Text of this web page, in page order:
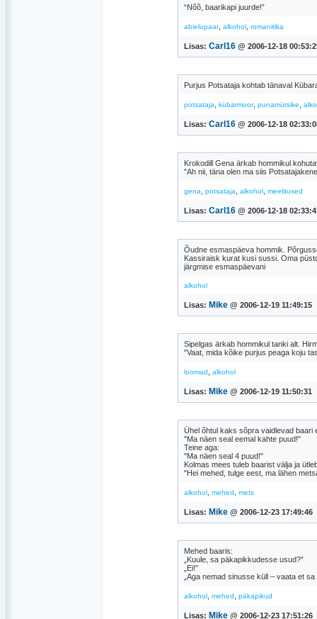
“Nõõ, baarikapi juurde!”
abielupaar, alkohol romanitika
Lisas: Carl16 @ 2006-12-18
Purjus Potsataja kohtab tänaval
potsataja kübarmoor, punamütsike
Lisas: Carl16 @ 2006-12-18
Krokodill Gena ärkab hommikul
"Ah nii, täna olen ma siis
gena potsataja alkohol meelitused
Lisas: Carl16 @ 2006-12-18
Õudne esmaspäeva hommik.
Kassiraisk kurat kusi sussi. Oma
järgmise esmaspäevani
alkohol
Lisas: Mike @ 2006-12-19 11:49:15
Sipelgas ärkab hommikul tanki alt.
"Vaat, mida kõike purjus peaga koju
loomad alkohol
Lisas: Mike @ 2006-12-19 11:50:31
Ühel õhtul kaks sõpra vaidlevad
"Ma näen seal eemal kahte puud!"
Teine aga:
"Ma näen seal 4 puud!"
Kolmas mees tuleb baarist välja ja
"Hei mehed, tulge eest, ma lähen
alkohol mehed mets
Lisas: Mike @ 2006-12-23 17:49:46
Mehed baaris:
„Kuule, sa päkapikkudesse usud?”
„Ei!”
„Aga nemad sinusse küll – vaata et
alkohol mehed päkapikud
Lisas: Mike @ 2006-12-23 17:51:26